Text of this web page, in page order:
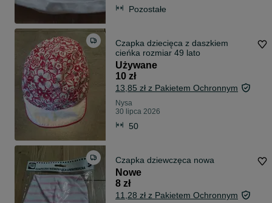
Pozostałe
Czapka dziecięca z daszkiem
cieńka rozmiar 49 lato
Używane
10 zł
13,85 zł z Pakietem Ochronnym
Nysa
30 lipca 2026
50
Czapka dziewczęca nowa
Nowe
8 zł
11,28 zł z Pakietem Ochronnym